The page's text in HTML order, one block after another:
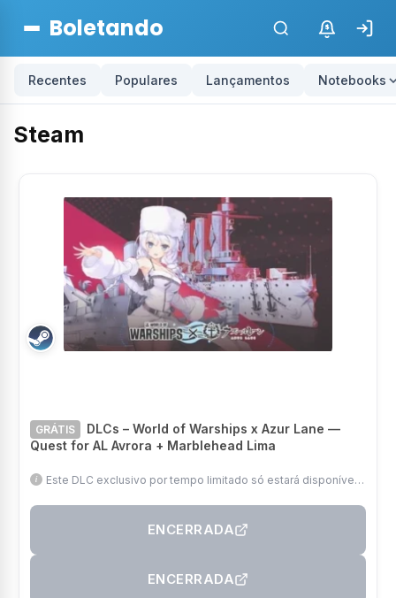
Boletando $
Recentes Populares Lançamentos Notebooks
Steam
GRÁTIS
DLCs – World of Warships x Azur Lane —
Quest for AL Avrora + Marblehead Lima
Este DLC exclusivo por tempo limitado só estará disponível
ENCERRADA
ENCERRADA